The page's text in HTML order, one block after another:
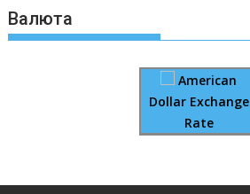
Валюта
American
Dollar Exchange
Rate